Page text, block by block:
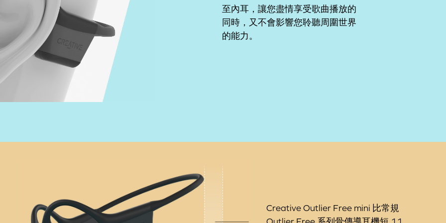
至內耳，讓您盡情享受歌曲播放的
同時，又不會影響您聆聽周圍世界
的能力。
Creative Outlier Free mini 比常規